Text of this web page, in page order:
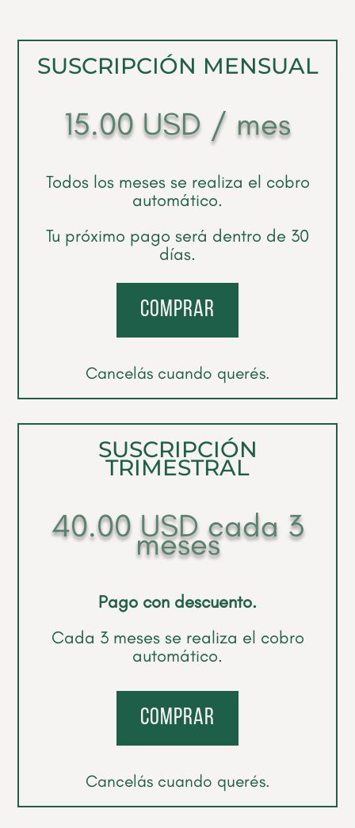
SUSCRIPCIÓN MENSUAL
15.00 USD / mes
Todos los meses se realiza el cobro
automático.
Tu próximo pago será dentro de 30
días.
comprar
Cancelás cuando querés.
SUSCRIPCIÓN
TRIMESTRAL
40.00 USD cada 3
meses
Pago con descuento.
Cada 3 meses se realiza el cobro
automático.
comprar
Cancelás cuando querés.